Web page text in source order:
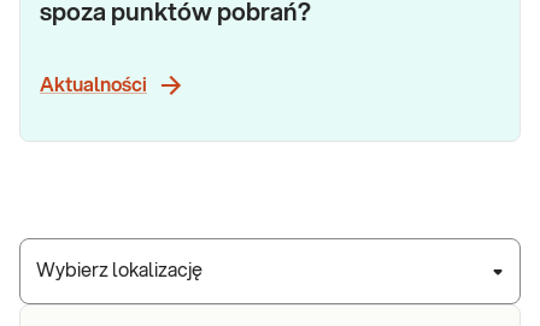
Wybierz lokalizację
spoza punktów pobrań?
Aktualności